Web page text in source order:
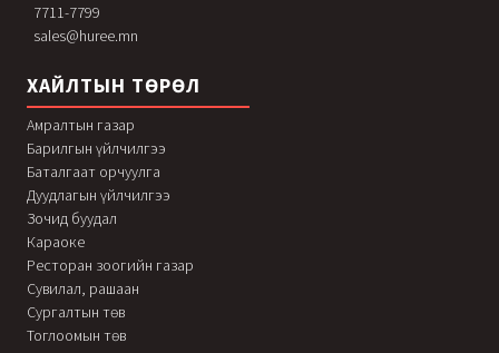
7711-7799
sales@huree.mn
ХАЙЛТЫН ТӨРӨЛ
Амралтын газар
Барилгын үйлчилгээ
Баталгаат орчуулга
Дуудлагын үйлчилгээ
Зочид буудал
Караоке
Ресторан зоогийн газар
Сувилал, рашаан
Сургалтын төв
Тоглоомын төв